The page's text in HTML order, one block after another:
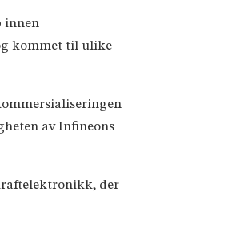
innen
kommet til ulike
av Infineons
der